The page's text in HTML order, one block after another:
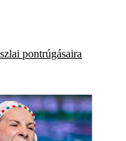
pontrúgásaira